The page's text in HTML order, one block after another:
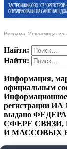
Реклама.
Найти:
Найти:
Информация,
официальным
Информационное
регистрации ИА
выдано
СФЕРЕ
И МАССОВЫХ